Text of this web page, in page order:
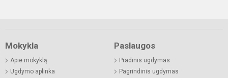
Mokykla
Apie mokyklą
Ugdymo aplinka
Paslaugos
Pradinis ugdymas
Pagrindinis ugdymas